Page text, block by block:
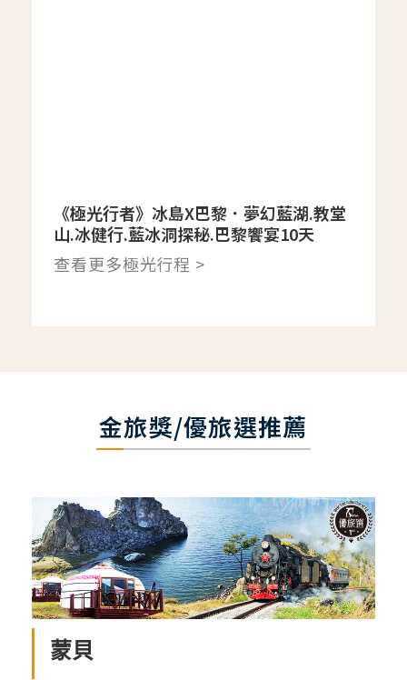
《極光行者》冰島X巴黎．夢幻藍湖.教堂
山.冰健行.藍冰洞探秘.巴黎饗宴10天
查看更多極光行程 >
金旅獎/優旅選推薦
蒙貝